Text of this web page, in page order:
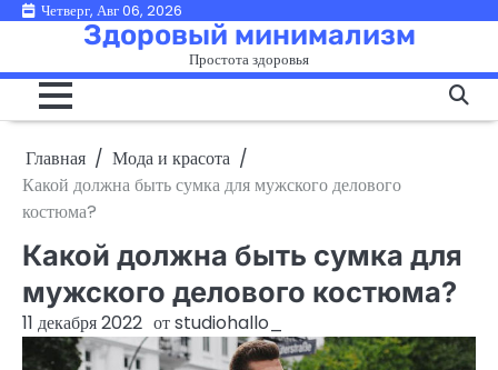
ПерейтиЧетверг, Авг 06, 2026
Здоровый минимализм
Простота здоровья
Главная
Мода и красота
Какой должна быть сумка для мужского делового
костюма?
Какой должна быть сумка для
мужского делового костюма?
11 декабря 2022 отstudiohallo_